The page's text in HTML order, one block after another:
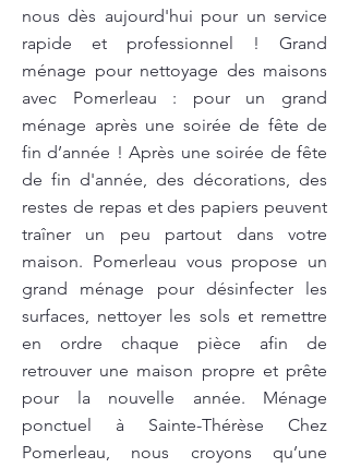
nous dès aujourd'hui pour un service
rapide et professionnel ! Grand
ménage pour nettoyage des maisons
avec Pomerleau : pour un grand
ménage après une soirée de fête de
fin d’année ! Après une soirée de fête
de fin d'année, des décorations, des
restes de repas et des papiers peuvent
traîner un peu partout dans votre
maison. Pomerleau vous propose un
grand ménage pour désinfecter les
surfaces, nettoyer les sols et remettre
en ordre chaque pièce afin de
retrouver une maison propre et prête
pour la nouvelle année. Ménage
ponctuel à Sainte-Thérèse Chez
Pomerleau, nous croyons qu’une